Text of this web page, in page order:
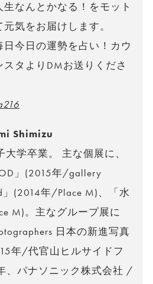
なんとかなる！をモット
気をお届けします。
今日の運勢を占い！カウ
タよりDMお送りくださ
Shimizu
学卒業。 主な個展に、
」(2015年/gallery
(2014年/Place M)、「水
M)。主なグループ展に
日本の新進写真
年/代官山ヒルサイドフ
、パナソニック株式会社 /